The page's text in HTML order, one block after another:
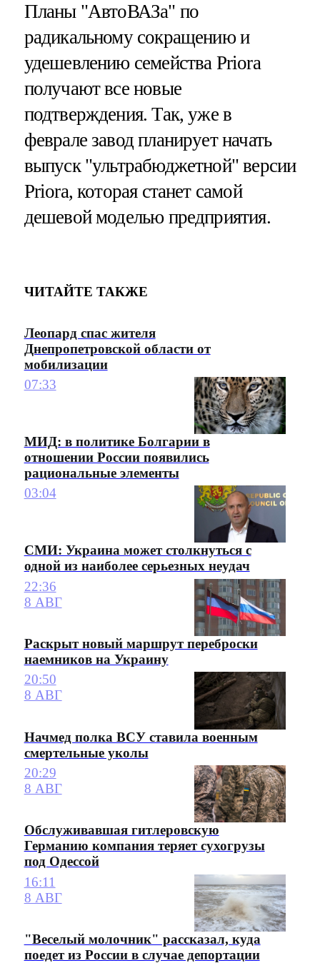
Планы "АвтоВАЗа" по
радикальному сокращению и
удешевлению семейства Priora
получают все новые
подтверждения. Так, уже в
феврале завод планирует начать
выпуск "ультрабюджетной" версии
Priora, которая станет самой
дешевой моделью предприятия.
ЧИТАЙТЕ ТАКЖЕ
Леопард спас жителя
Днепропетровской области от
мобилизации
07:33
МИД: в политике Болгарии в
отношении России появились
рациональные элементы
03:04
СМИ: Украина может столкнуться с
одной из наиболее серьезных неудач
22:36
8 АВГ
Раскрыт новый маршрут переброски
наемников на Украину
20:50
8 АВГ
Начмед полка ВСУ ставила военным
смертельные уколы
20:29
8 АВГ
Обслуживавшая гитлеровскую
Германию компания теряет сухогрузы
под Одессой
16:11
8 АВГ
"Веселый молочник" рассказал, куда
поедет из России в случае депортации